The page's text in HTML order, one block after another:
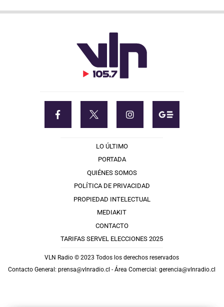
LO ÚLTIMO
PORTADA
QUIÉNES SOMOS
POLÍTICA DE PRIVACIDAD
PROPIEDAD INTELECTUAL
MEDIAKIT
CONTACTO
TARIFAS SERVEL ELECCIONES 2025
VLN Radio © 2023 Todos los derechos reservados
Contacto General:prensa@vlnradio.cl - Área Comercial:gerencia@vlnradio.cl